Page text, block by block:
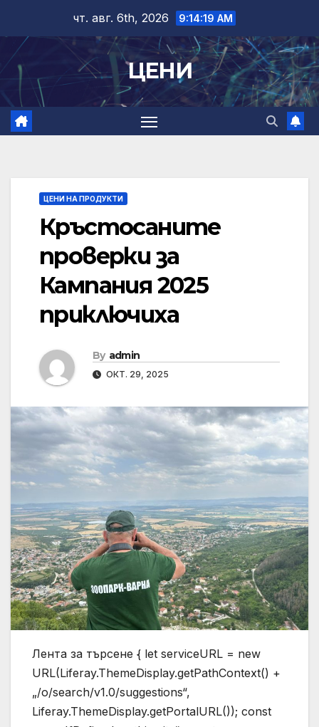
content
чт. авг. 6th, 2026 9:14:20 AM
ЦЕНИ
ЦЕНИ НА ПРОДУКТИ
Кръстосаните
проверки за
Кампания 2025
приключиха
By admin
ОКТ. 29, 2025
Лента за търсене { let serviceURL = new
URL(Liferay.ThemeDisplay.getPathContext() +
„/o/search/v1.0/suggestions“,
Liferay.ThemeDisplay.getPortalURL()); const